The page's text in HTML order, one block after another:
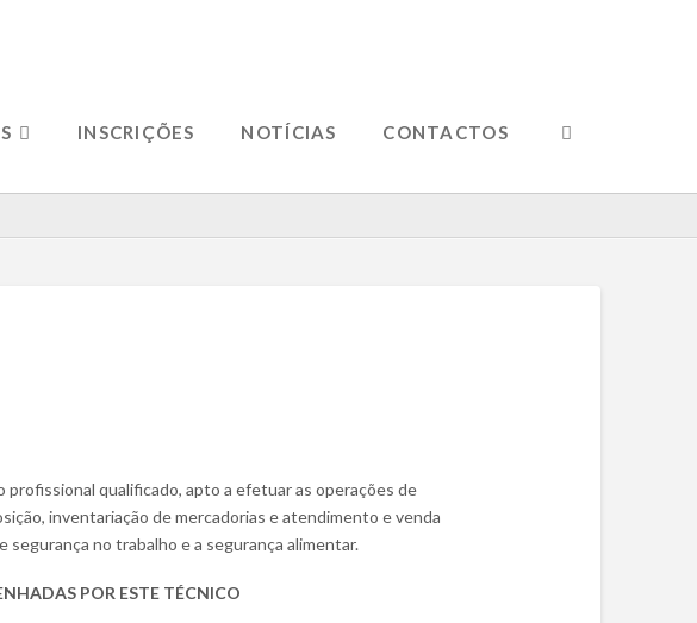
INSCRIÇÕES NOTÍCIAS CONTACTOS
profissional qualificado, apto a efetuar as operações de
inventariação de mercadorias e atendimento e venda
segurança no trabalho e a segurança alimentar.
POR ESTE TÉCNICO